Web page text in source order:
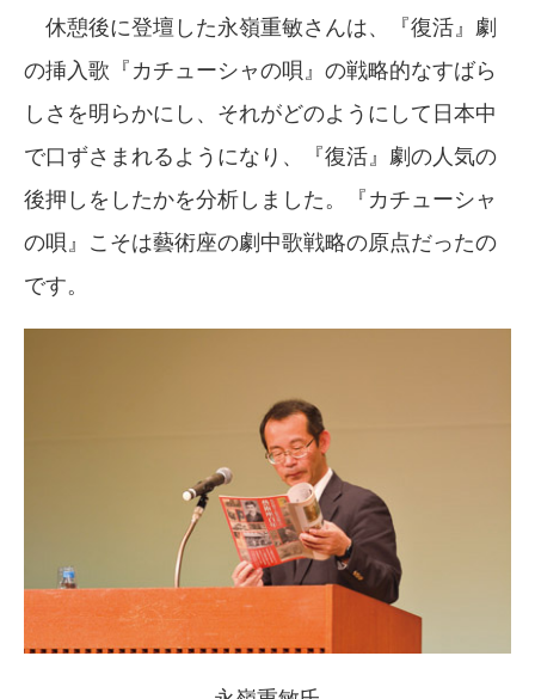
休憩後に登壇した永嶺重敏さんは、『復活』劇
の挿入歌『カチューシャの唄』の戦略的なすばら
しさを明らかにし、それがどのようにして日本中
で口ずさまれるようになり、『復活』劇の人気の
後押しをしたかを分析しました。『カチューシャ
の唄』こそは藝術座の劇中歌戦略の原点だったの
です。